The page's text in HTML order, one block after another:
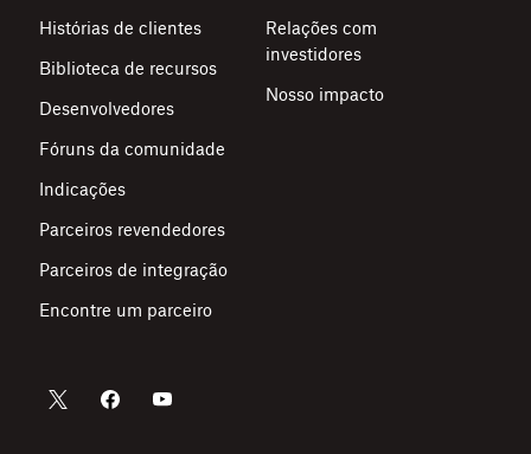
Histórias de clientes
Biblioteca de recursos
Desenvolvedores
Fóruns da comunidade
Indicações
Parceiros revendedores
Parceiros de integração
Encontre um parceiro
Relações com
investidores
Nosso impacto